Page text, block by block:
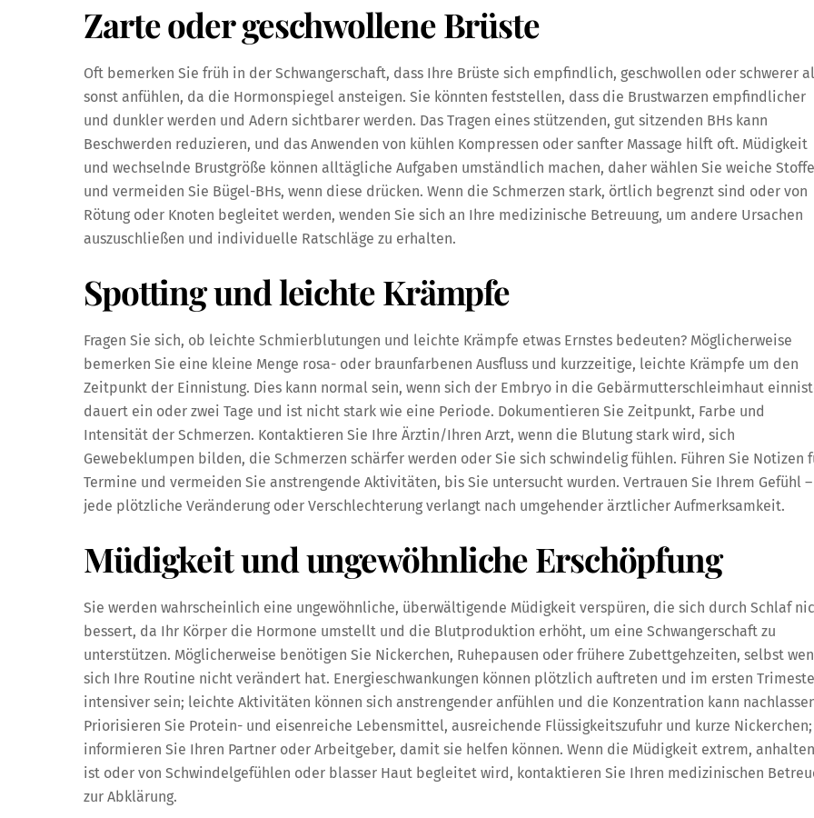
Zarte oder geschwollene Brüste
Oft bemerken Sie früh in der Schwangerschaft, dass Ihre Brüste sich empfindlich, geschwollen oder schwerer
sonst anfühlen, da die Hormonspiegel ansteigen. Sie könnten feststellen, dass die Brustwarzen empfindlicher
und dunkler werden und Adern sichtbarer werden. Das Tragen eines stützenden, gut sitzenden BHs kann
Beschwerden reduzieren, und das Anwenden von kühlen Kompressen oder sanfter Massage hilft oft. Müdigkeit
und wechselnde Brustgröße können alltägliche Aufgaben umständlich machen, daher wählen Sie weiche Stoffe
und vermeiden Sie Bügel-BHs, wenn diese drücken. Wenn die Schmerzen stark, örtlich begrenzt sind oder von
Rötung oder Knoten begleitet werden, wenden Sie sich an Ihre medizinische Betreuung, um andere Ursachen
auszuschließen und individuelle Ratschläge zu erhalten.
Spotting und leichte Krämpfe
Fragen Sie sich, ob leichte Schmierblutungen und leichte Krämpfe etwas Ernstes bedeuten? Möglicherweise
bemerken Sie eine kleine Menge rosa- oder braunfarbenen Ausfluss und kurzzeitige, leichte Krämpfe um den
Zeitpunkt der Einnistung. Dies kann normal sein, wenn sich der Embryo in die Gebärmutterschleimhaut
dauert ein oder zwei Tage und ist nicht stark wie eine Periode. Dokumentieren Sie Zeitpunkt, Farbe und
Intensität der Schmerzen. Kontaktieren Sie Ihre Ärztin/Ihren Arzt, wenn die Blutung stark wird, sich
Gewebeklumpen bilden, die Schmerzen schärfer werden oder Sie sich schwindelig fühlen. Führen Sie Notizen
Termine und vermeiden Sie anstrengende Aktivitäten, bis Sie untersucht wurden. Vertrauen Sie Ihrem Gefühl –
jede plötzliche Veränderung oder Verschlechterung verlangt nach umgehender ärztlicher Aufmerksamkeit.
Müdigkeit und ungewöhnliche Erschöpfung
Sie werden wahrscheinlich eine ungewöhnliche, überwältigende Müdigkeit verspüren, die sich durch Schlaf
bessert, da Ihr Körper die Hormone umstellt und die Blutproduktion erhöht, um eine Schwangerschaft zu
unterstützen. Möglicherweise benötigen Sie Nickerchen, Ruhepausen oder frühere Zubettgehzeiten, selbst
sich Ihre Routine nicht verändert hat. Energieschwankungen können plötzlich auftreten und im ersten
intensiver sein; leichte Aktivitäten können sich anstrengender anfühlen und die Konzentration kann
Priorisieren Sie Protein- und eisenreiche Lebensmittel, ausreichende Flüssigkeitszufuhr und kurze Nickerchen;
informieren Sie Ihren Partner oder Arbeitgeber, damit sie helfen können. Wenn die Müdigkeit extrem,
ist oder von Schwindelgefühlen oder blasser Haut begleitet wird, kontaktieren Sie Ihren medizinischen
zur Abklärung.